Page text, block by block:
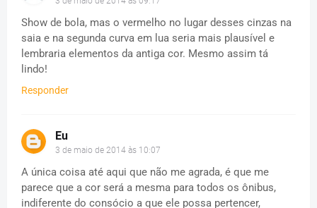
Show de bola, mas o vermelho no lugar desses cinzas na
saia e na segunda curva em lua seria mais plausível e
lembraria elementos da antiga cor. Mesmo assim tá
lindo!
Responder
Eu
3 de maio de 2014 às 10:07
A única coisa até aqui que não me agrada, é que me
parece que a cor será a mesma para todos os ônibus,
indiferente do consócio a que ele possa pertencer,